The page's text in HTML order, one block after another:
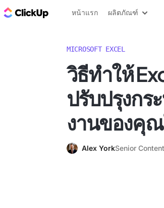
บล็อก ClickUp
หน้าแรก ผลิตภัณฑ์
MICROSOFT EXCEL
วิธีทำให้
ปรับปรุงกร
งานของคุ
Alex YorkSenior